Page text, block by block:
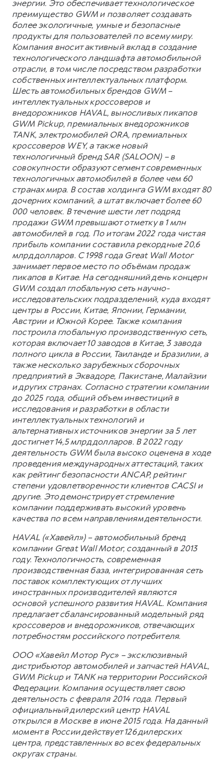
энергии. Это обеспечивает технологическое
преимущество GWM и позволяет создавать
более экологичные, умные и безопасные
продукты для пользователей по всему миру.
Компания вносит активный вклад в создание
технологического ландшафта автомобильной
отрасли, в том числе посредством разработки
собственных интеллектуальных платформ.
Шесть автомобильных брендов GWM –
интеллектуальных кроссоверов и
внедорожников HAVAL, выносливых пикапов
GWM Pickup, премиальных внедорожников
TANK, электромобилей ORA, премиальных
кроссоверов WEY, а также новый
технологичный бренд SAR (SALOON) – в
совокупности образуют сегмент современных
технологичных автомобилей в более чем 60
странах мира. В состав холдинга GWM входят 80
дочерних компаний, а штат включает более 60
000 человек. В течение шести лет подряд
продажи GWM превышают отметку в 1 млн
автомобилей в год. По итогам 2022 года чистая
прибыль компании составила рекордные 20,6
млрд долларов. С 1998 года Great Wall Motor
занимает первое место по объёмам продаж
пикапов в Китае. На сегодняшний день концерн
GWM создал глобальную сеть научно-
исследовательских подразделений, куда входят
центры в России, Китае, Японии, Германии,
Австрии и Южной Корее. Также компания
построила глобальную производственную сеть,
которая включает 10 заводов в Китае, 3 завода
полного цикла в России, Таиланде и Бразилии, а
также несколько зарубежных сборочных
предприятий в Эквадоре, Пакистане, Малайзии
и других странах. Согласно стратегии компании
до 2025 года, общий объем инвестиций в
исследования и разработки в области
интеллектуальных технологий и
альтернативных источников энергии за 5 лет
достигнет 14,5 млрд долларов. В 2022 году
деятельность GWM была высоко оценена в ходе
проведения международных аттестаций, таких
как рейтинг безопасности ANCAP, рейтинг
степени удовлетворенности клиентов CACSI и
другие. Это демонстрирует стремление
компании поддерживать высокий уровень
качества по всем направлениям деятельности.
HAVAL («Хавейл») – автомобильный бренд
компании Great Wall Motor, созданный в 2013
году. Технологичность, современная
производственная база, интегрированная сеть
поставок комплектующих от лучших
иностранных производителей являются
основой успешного развития HAVAL. Компания
предлагает сбалансированный модельный ряд
кроссоверов и внедорожников, отвечающих
потребностям российского потребителя.
ООО «Хавейл Мотор Рус» – эксклюзивный
дистрибьютор автомобилей и запчастей HAVAL,
GWM Pickup и TANK на территории Российской
Федерации. Компания осуществляет свою
деятельность с февраля 2014 года. Первый
официальный дилерский центр HAVAL
открылся в Москве в июне 2015 года. На данный
момент в России действует 126 дилерских
центра, представленных во всех федеральных
округах страны.